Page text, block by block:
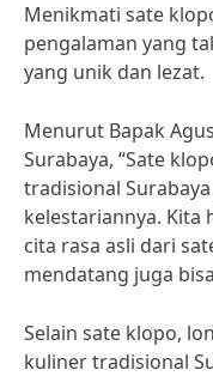
Menikmati sate
pengalaman yang
yang unik dan lezat.
Menurut Bapak
Surabaya, “Sate
tradisional
kelestariannya.
cita rasa asli dari
mendatang juga
Selain sate klopo,
kuliner tradisional